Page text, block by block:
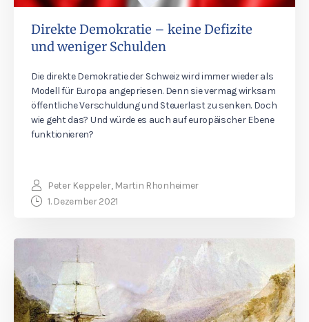
Direkte Demokratie – keine Defizite
und weniger Schulden
Die direkte Demokratie der Schweiz wird immer wieder als
Modell für Europa angepriesen. Denn sie vermag wirksam
öffentliche Verschuldung und Steuerlast zu senken. Doch
wie geht das? Und würde es auch auf europäischer Ebene
funktionieren?
Peter Keppeler, Martin Rhonheimer
1. Dezember 2021